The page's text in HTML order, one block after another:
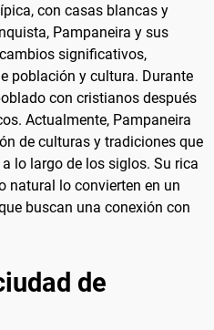
con casas blancas y
Pampaneira y sus
significativos,
población y cultura. Durante
con cristianos después
Actualmente, Pampaneira
de culturas y tradiciones que
lo largo de los siglos. Su rica
natural lo convierten en un
buscan una conexión con
de